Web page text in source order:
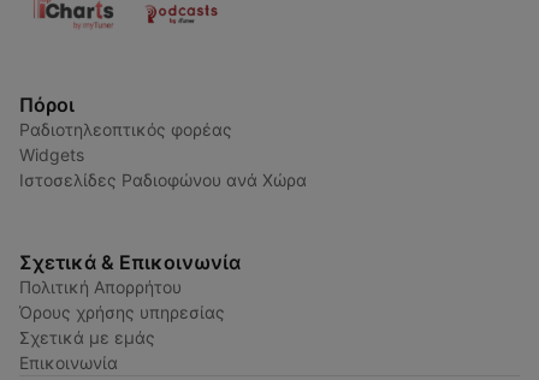
Πόροι
Ραδιοτηλεοπτικός φορέας
Widgets
Ιστοσελίδες Ραδιοφώνου ανά Χώρα
Σχετικά & Επικοινωνία
Πολιτική Απορρήτου
Όρους χρήσης υπηρεσίας
Σχετικά με εμάς
Επικοινωνία